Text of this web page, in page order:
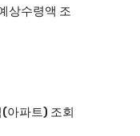
상수령액 조
아파트) 조회